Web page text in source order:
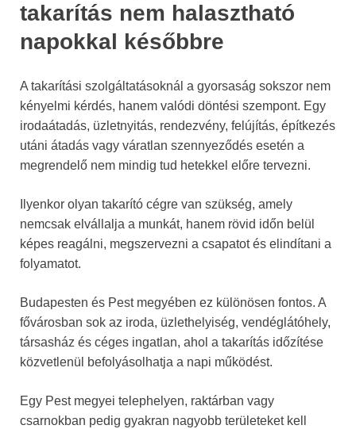
takarítás nem halasztható
napokkal későbbre
A takarítási szolgáltatásoknál a gyorsaság sokszor nem
kényelmi kérdés, hanem valódi döntési szempont. Egy
irodaátadás, üzletnyitás, rendezvény, felújítás, építkezés
utáni átadás vagy váratlan szennyeződés esetén a
megrendelő nem mindig tud hetekkel előre tervezni.
Ilyenkor olyan takarító cégre van szükség, amely
nemcsak elvállalja a munkát, hanem rövid időn belül
képes reagálni, megszervezni a csapatot és elindítani a
folyamatot.
Budapesten és Pest megyében ez különösen fontos. A
fővárosban sok az iroda, üzlethelyiség, vendéglátóhely,
társasház és céges ingatlan, ahol a takarítás időzítése
közvetlenül befolyásolhatja a napi működést.
Egy Pest megyei telephelyen, raktárban vagy
csarnokban pedig gyakran nagyobb területeket kell